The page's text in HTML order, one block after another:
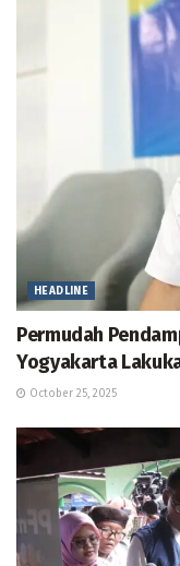
HEADLINE
Permudah
Yogyakarta
October 25, 2025